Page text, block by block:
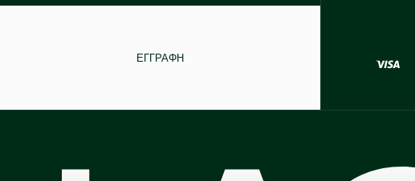
ΕΓΓΡΑΦΗ